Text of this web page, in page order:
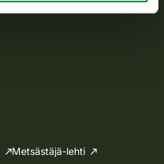
Metsästäjä-lehti